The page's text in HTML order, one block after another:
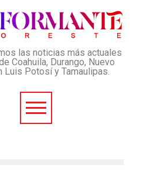
las noticias más actuales
Coahuila, Durango, Nuevo
Luis Potosí y Tamaulipas.